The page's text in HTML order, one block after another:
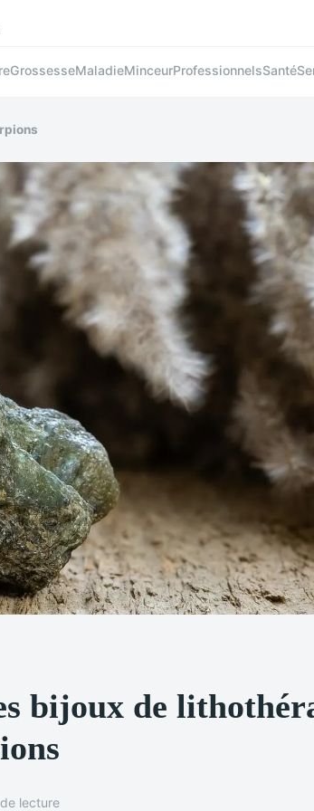
GrossesseMaladieMinceurProfessionnelsSanté
bijoux de
lecture